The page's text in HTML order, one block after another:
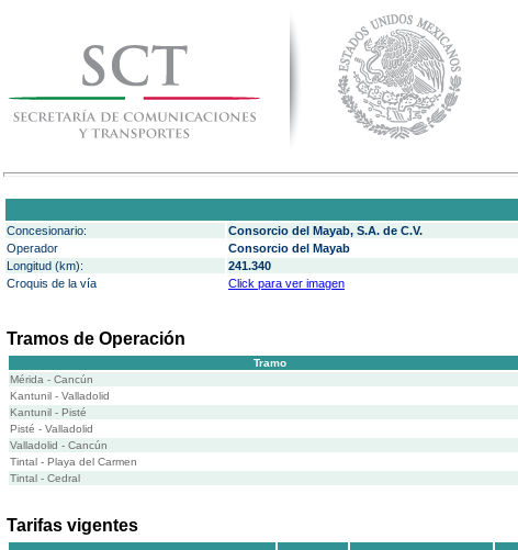
Concesionario:
Consorcio del Mayab, S.A. de C.V.
Operador
Consorcio del Mayab
Longitud (km):
241.340
Croquis de la vía
Click para ver imagen
Tramos de Operación
Tramo
Mérida - Cancún
Kantunil - Valladolid
Kantunil - Pisté
Pisté - Valladolid
Valladolid - Cancún
Tintal - Playa del Carmen
Tintal - Cedral
Tarifas vigentes